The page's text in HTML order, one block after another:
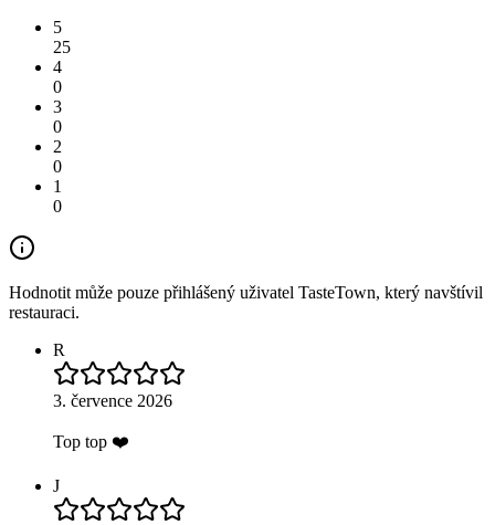
5
25
4
0
3
0
2
0
1
0
Hodnotit může pouze přihlášený uživatel TasteTown, který navštívil
restauraci.
R
3. července 2026
Top top ❤️
J